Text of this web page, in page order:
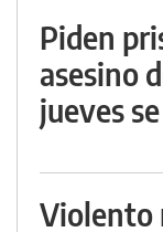
Piden
asesino
jueves
Violento